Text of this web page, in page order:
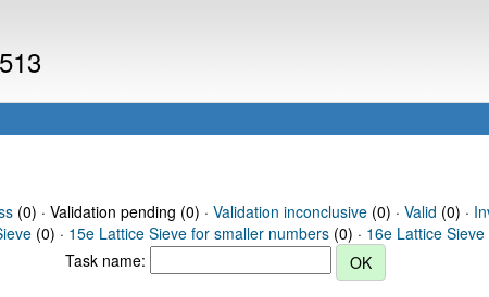
(0) · Validation pending (0) · Validation inconclusive(0) · Valid (0) ·
(0) · 15e Lattice Sieve for smaller numbers (0) · 16e Lattice
Task name: